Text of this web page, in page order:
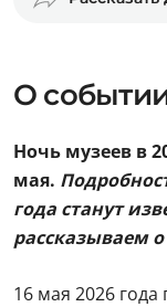
О
Ночь музеев в
мая.
года станут
рассказываем
16 мая 2026